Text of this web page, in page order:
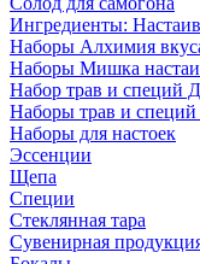
Ингредиенты:
Наборы Алхимия
Наборы Мишка
Набор трав и специй
Наборы трав и специй
Наборы для настоек
Эссенции
Щепа
Специи
Стеклянная тара
Сувенирная